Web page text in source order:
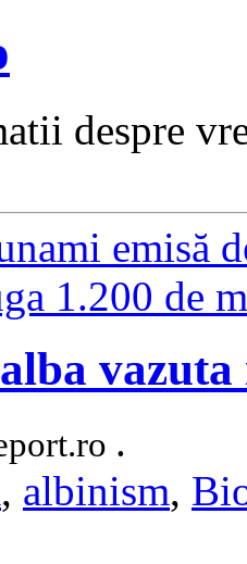
despre
emisă
1.200 de
vazuta
.
, albinism,